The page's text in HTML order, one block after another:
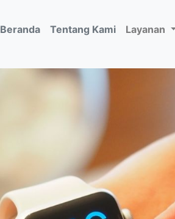
Beranda(current)
Tentang Kami Layanan